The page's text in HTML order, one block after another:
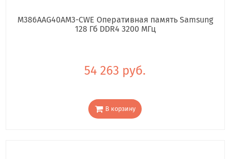
M386AAG40AM3-CWE Оперативная память Samsung
128 Гб DDR4 3200 МГц
54 263 руб.
В корзину